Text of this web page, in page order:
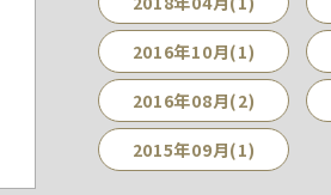
2016年10月(1)
2016年08月(2)
2015年09月(1)